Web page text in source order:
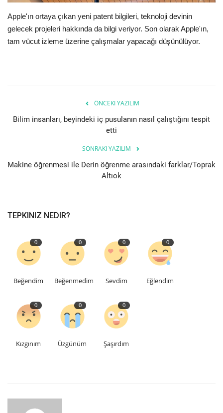
Teknoloji
Yazılım Dilleri
Yazılımlar
Apple'ın ortaya çıkan yeni patent bilgileri, teknoloji devinin
gelecek projeleri hakkında da bilgi veriyor. Son olarak Apple'ın,
tam vücut izleme üzerine çalışmalar yapacağı düşünülüyor.
ÖNCEKI YAZILIM
Bilim insanları, beyindeki iç pusulanın nasıl çalıştığını tespit
etti
SONRAKI YAZILIM
Makine öğrenmesi ile Derin öğrenme arasındaki farklar/Toprak
Altıok
TEPKINIZ NEDIR?
0
Beğendim
0
Beğenmedim
0
Sevdim
0
Eğlendim
0
Kızgınım
0
Üzgünüm
0
Şaşırdım